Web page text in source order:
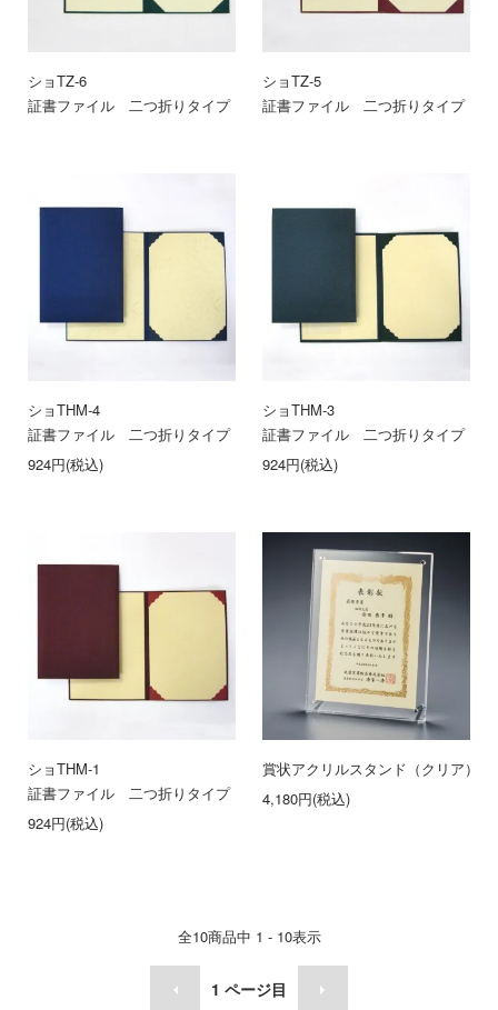
ショTZ-6
証書ファイル 二つ折りタイプ（緑）
ショTZ-5
証書ファイル 二つ折りタイプ（エ
ショTHM-4
証書ファイル 二つ折りタイプ（紺）
924円(税込)
ショTHM-3
証書ファイル 二つ折りタイプ（緑
924円(税込)
ショTHM-1
証書ファイル 二つ折りタイプ（エンジ)
924円(税込)
賞状アクリルスタンド（クリア）
4,180円(税込)
全10商品中 1 - 10表示
1 ページ目